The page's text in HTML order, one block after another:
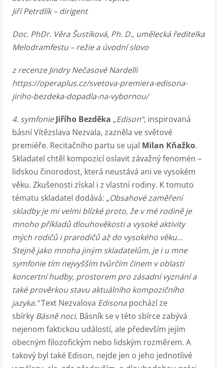
Jiří Petrdlík – dirigent
Doc. PhDr. Věra Šustíková, Ph. D., umělecká ředitelka
Melodramfestu – režie a úvodní slovo
z recenze Jindry Nečasové Nardelli
https://operaplus.cz/svetova-premiera-edisona-
jiriho-bezdeka-dopadla-na-vybornou/
4. symfonie Jiřího Bezděka „Edison“, inspirovaná
básní Vítězslava Nezvala, zazněla ve světové
premiéře. Recitačního partu se ujal Milan Kňažko.
Skladatel chtěl kompozicí oslavit závažný fenomén –
lidskou činorodost, která neustává ani ve vysokém
věku. Zkušenosti získal i z vlastní rodiny. K tomuto
tématu skladatel dodává: „Obsahové zaměření
skladby je mi velmi blízké proto, že v mé rodině je
mnoho příkladů dlouhověkosti a vysoké aktivity
mých rodičů i prarodičů až do vysokého věku…
Stejně jako mnoha jiným skladatelům, je i u mne
symfonie tím nejvyšším tvůrčím činem v oblasti
koncertní hudby, prostorem pro zásadní vyznání a
také prověrkou stavu aktuálního kompozičního
jazyka.“Text Nezvalova Edisona pochází ze
sbírky Básně noci. Básník se v této sbírce zabývá
nejenom faktickou událostí, ale především jejím
obecným filozofickým nebo lidským rozměrem. A
takový byl také Edison, nejde jen o jeho jednotlivé